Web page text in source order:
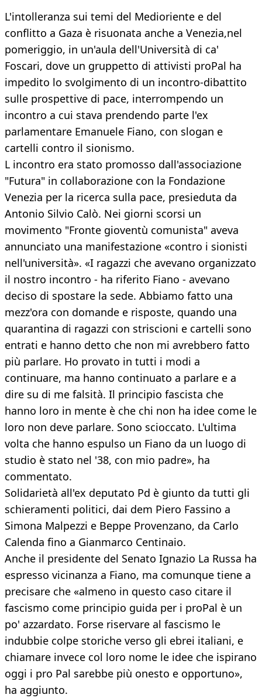
L'intolleranza sui temi del Medioriente e del
conflitto a Gaza è risuonata anche a Venezia,nel
pomeriggio, in un'aula dell'Università di ca'
Foscari, dove un gruppetto di attivisti proPal ha
impedito lo svolgimento di un incontro-dibattito
sulle prospettive di pace, interrompendo un
incontro a cui stava prendendo parte l'ex
parlamentare Emanuele Fiano, con slogan e
cartelli contro il sionismo.
L incontro era stato promosso dall'associazione
"Futura" in collaborazione con la Fondazione
Venezia per la ricerca sulla pace, presieduta da
Antonio Silvio Calò. Nei giorni scorsi un
movimento "Fronte gioventù comunista" aveva
annunciato una manifestazione «contro i sionisti
nell'università». «I ragazzi che avevano organizzato
il nostro incontro - ha riferito Fiano - avevano
deciso di spostare la sede. Abbiamo fatto una
mezz'ora con domande e risposte, quando una
quarantina di ragazzi con striscioni e cartelli sono
entrati e hanno detto che non mi avrebbero fatto
più parlare. Ho provato in tutti i modi a
continuare, ma hanno continuato a parlare e a
dire su di me falsità. Il principio fascista che
hanno loro in mente è che chi non ha idee come le
loro non deve parlare. Sono scioccato. L'ultima
volta che hanno espulso un Fiano da un luogo di
studio è stato nel '38, con mio padre», ha
commentato.
Solidarietà all'ex deputato Pd è giunto da tutti gli
schieramenti politici, dai dem Piero Fassino a
Simona Malpezzi e Beppe Provenzano, da Carlo
Calenda fino a Gianmarco Centinaio.
Anche il presidente del Senato Ignazio La Russa ha
espresso vicinanza a Fiano, ma comunque tiene a
precisare che «almeno in questo caso citare il
fascismo come principio guida per i proPal è un
po' azzardato. Forse riservare al fascismo le
indubbie colpe storiche verso gli ebrei italiani, e
chiamare invece col loro nome le idee che ispirano
oggi i pro Pal sarebbe più onesto e opportuno»,
ha aggiunto.